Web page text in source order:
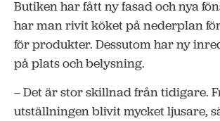
Butiken har fått ny fasad och nya
har man rivit köket på nederplan
för produkter. Dessutom har ny
på plats och belysning.
– Det är stor skillnad från tidigare.
utställningen blivit mycket ljusare,